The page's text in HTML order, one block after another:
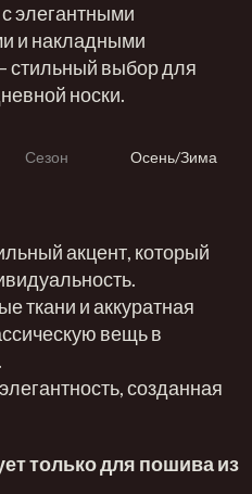
элегантными
и накладными
стильный выбор для
носки.
Сезон
Осень/Зима
акцент, который
ткани и аккуратная
вещь в
созданная
только для пошива из